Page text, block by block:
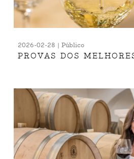
2026-02-28 | Público
PROVAS DOS